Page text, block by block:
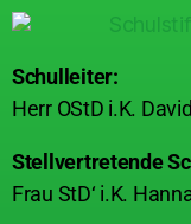
Schulleiter:
Herr OStD i.K.
Stellvertretende
Frau StD‘ i.K.